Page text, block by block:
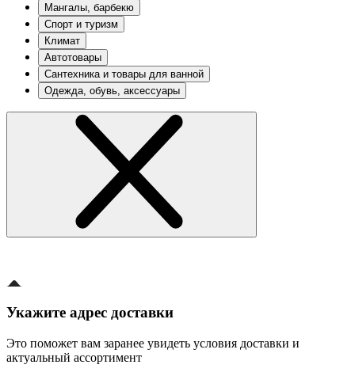
Мангалы, барбекю
Спорт и туризм
Климат
Автотовары
Сантехника и товары для ванной
Одежда, обувь, аксессуары
Укажите адрес доставки
Это поможет вам заранее увидеть условия доставки и
актуальный ассортимент